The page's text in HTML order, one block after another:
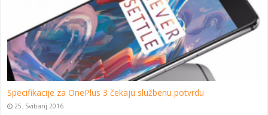
Specifikacije za OnePlus 3 čekaju službenu potvrdu
25. Svibanj 2016